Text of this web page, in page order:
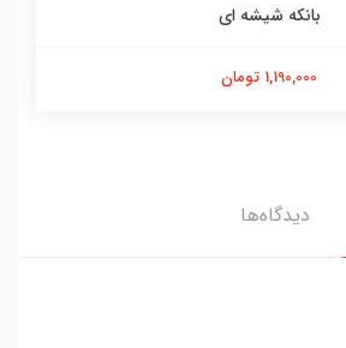
بانکه شیشه ای
1,190,000 تومان
دیدگاه‌ها